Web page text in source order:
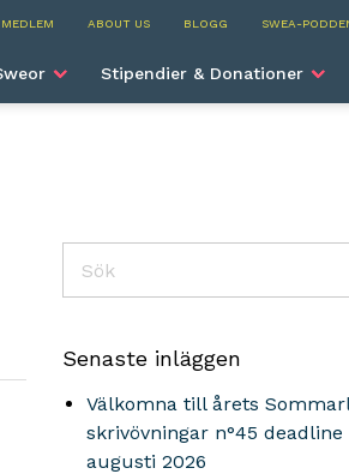
ABOUT US BLOGG SWEA-
Stipendier & Donationer
Senaste inläggen
Välkomna till årets
skrivövningar n°45
augusti 2026